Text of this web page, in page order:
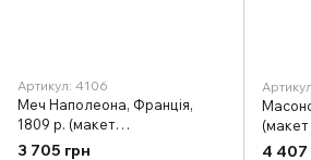
Артикул: 4106
Меч Наполеона, Франція,
1809 р. (макет
масогабаритний)
3 705 грн 4 407